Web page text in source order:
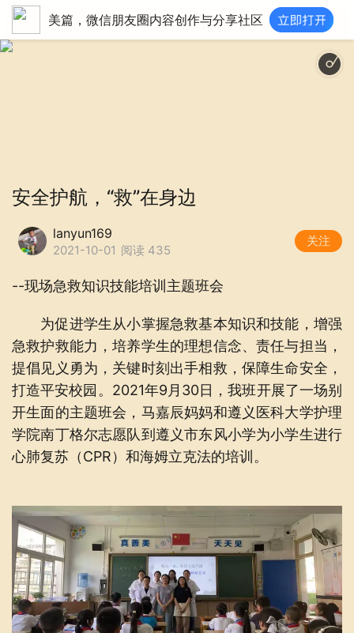
美篇，微信朋友圈内容创作与分享社区
安全护航，“救”在身边
lanyun169
2021-10-01 阅读 435
关注
--现场急救知识技能培训主题班会
为促进学生从小掌握急救基本知识和技能，增强
急救护救能力，培养学生的理想信念、责任与担当，
提倡见义勇为，关键时刻出手相救，保障生命安全，
打造平安校园。2021年9月30日，我班开展了一场别
开生面的主题班会，马嘉辰妈妈和遵义医科大学护理
学院南丁格尔志愿队到遵义市东风小学为小学生进行
心肺复苏（CPR）和海姆立克法的培训。